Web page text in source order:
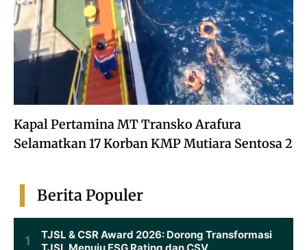
Kapal Pertamina MT Transko Arafura
Selamatkan 17 Korban KMP Mutiara Sentosa 2
Berita Populer